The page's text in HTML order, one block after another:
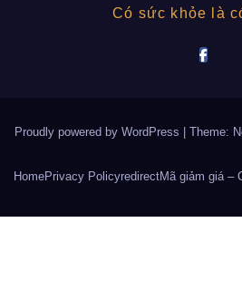
Có sức khỏe là
Proudly powered by WordPress Theme:
HomePrivacy PolicyredirectMã giảm giá –